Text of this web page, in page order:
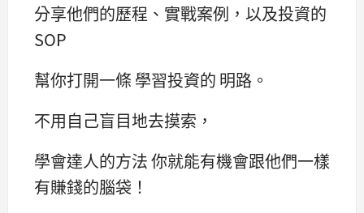
分享他們的歷程、實戰案例，以及投資的
SOP
幫你打開一條 學習投資的 明路。
不用自己盲目地去摸索，
學會達人的方法 你就能有機會跟他們一樣
有賺錢的腦袋！